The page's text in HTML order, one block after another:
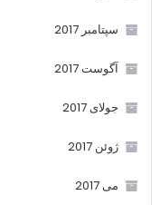
سپتامبر 2017
آگوست 2017
جولای 2017
ژوئن 2017
می 2017